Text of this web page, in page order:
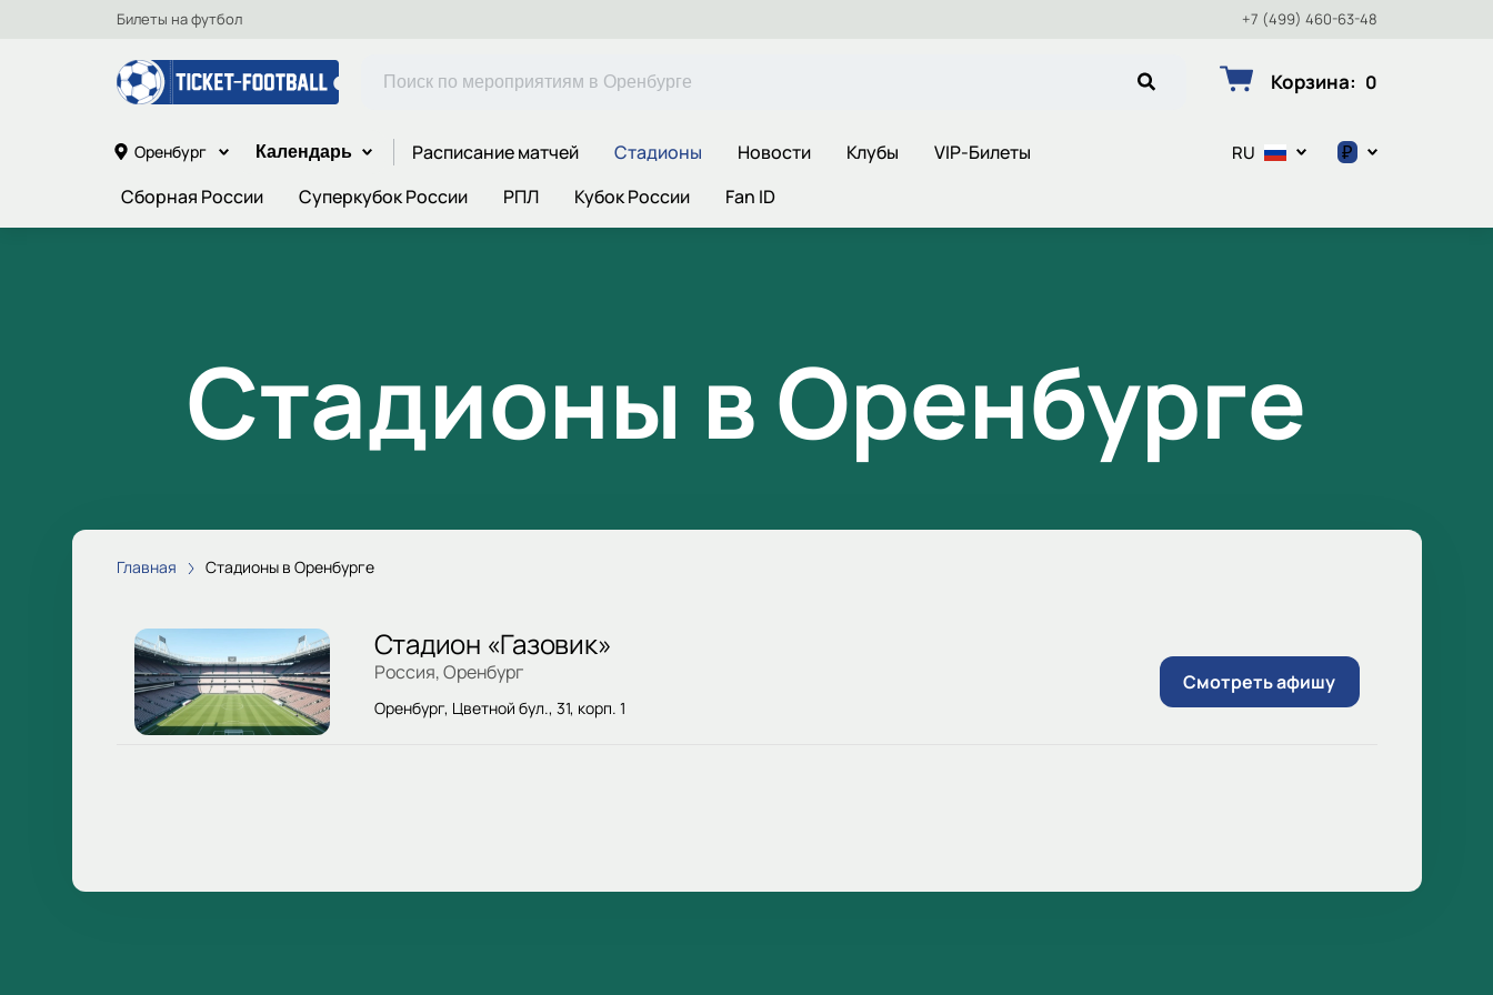
Билеты на футбол +7 (499) 460-63-48
Корзина: 0
Оренбург Календарь Расписание матчей Стадионы Новости Клубы
VIP-Билеты
Сборная России
Суперкубок России РПЛ Кубок России Fan ID
RU ₽
Стадионы в Оренбурге
Главная Стадионы в Оренбурге
Стадион «Газовик»
Россия, Оренбург
Оренбург, Цветной бул., 31, корп. 1
Смотреть афишу